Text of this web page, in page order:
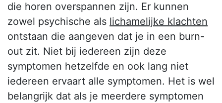
die horen overspannen zijn. Er kunnen
zowel psychische als lichamelijke klachten
ontstaan die aangeven dat je in een burn-
out zit. Niet bij iedereen zijn deze
symptomen hetzelfde en ook lang niet
iedereen ervaart alle symptomen. Het is wel
belangrijk dat als je meerdere symptomen